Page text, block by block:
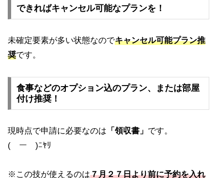
できればキャンセル可能なプランを！
未確定要素が多い状態なのでキャンセル可能プラン推
奨です。
食事などのオプション込のプラン、または部屋
付け推奨！
現時点で申請に必要なのは 「領収書」 です。
(￣ー￣)ﾆﾔﾘ
※この技が使えるのは７月２７日より前に予約を入れ